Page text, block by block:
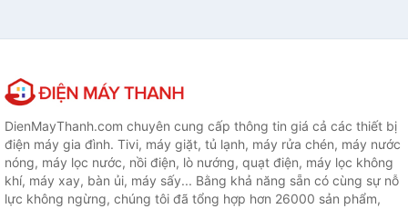
DienMayThanh.com chuyên cung cấp thông tin giá cả các thiết bị
điện máy gia đình. Tivi, máy giặt, tủ lạnh, máy rửa chén, máy nước
nóng, máy lọc nước, nồi điện, lò nướng, quạt điện, máy lọc không
khí, máy xay, bàn ủi, máy sấy... Bằng khả năng sẵn có cùng sự nỗ
lực không ngừng, chúng tôi đã tổng hợp hơn 26000 sản phẩm,